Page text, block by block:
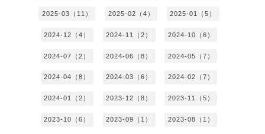
2025-03（11） 2025-02（4） 2025-01（5）
2024-12（4） 2024-11（2） 2024-10（6）
2024-07（2） 2024-06（8） 2024-05（7）
2024-04（8） 2024-03（6） 2024-02（7）
2024-01（2） 2023-12（8） 2023-11（5）
2023-10（6） 2023-09（1） 2023-08（1）